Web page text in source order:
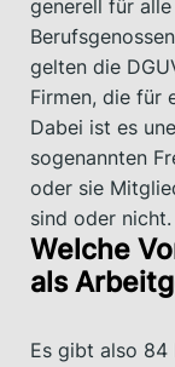
generell für
gelten die
Firmen, die für
Dabei ist es
sogenannten
oder sie
sind oder nicht.
Welche
als
Es gibt also 84